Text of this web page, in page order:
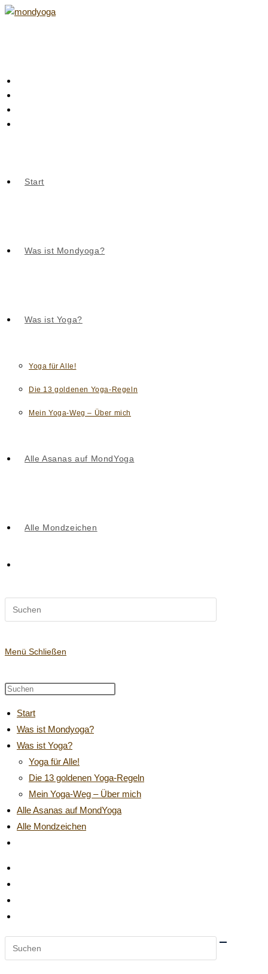
Zum
Start
Was ist Mondyoga?
Was ist Yoga?
Yoga für Alle!
Die 13 goldenen Yoga-Regeln
Mein Yoga-Weg – Über mich
Alle Asanas auf MondYoga
Alle Mondzeichen
Suche
Website
durchsuchen
Menü Schließen
Diese
durchsuchen
panel.
Start
Was ist Mondyoga?
Was ist Yoga?
Yoga für Alle!
Die 13 goldenen Yoga-Regeln
Mein Yoga-Weg – Über mich
Alle Asanas auf MondYoga
Alle Mondzeichen
Website
durchsuchen